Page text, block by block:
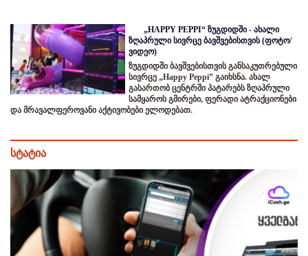
„HAPPY PEPPI“ ზუგდიდში - ახალი
ზღაპრული სივრცე ბავშვებისთვის (ფოტო/
ვიდეო)
ზუგდიდში ბავშვებისთვის განსაკუთრებული
სივრცე „Happy Peppi” გაიხსნა. ახალ
გასართობ ცენტრში პატარებს ზღაპრული
სამყაროს გმირები, ფერადი ატრაქციონები
და მრავალფეროვანი აქტივობები ელოდებათ.
სტატია